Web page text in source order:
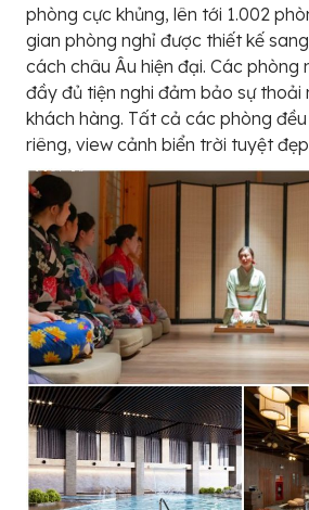
phòng cực khủng, lên tới 1.002
gian phòng nghỉ được thiết kế
cách châu Âu hiện đại. Các phòng
đầy đủ tiện nghi đảm bảo sự thoải
khách hàng. Tất cả các phòng
riêng, view cảnh biển trời tuyệt